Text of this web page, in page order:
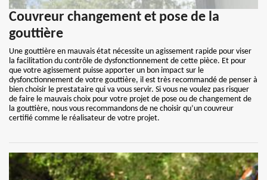
Couvreur changement et pose de la
gouttière
Une gouttière en mauvais état nécessite un agissement rapide pour viser
la facilitation du contrôle de dysfonctionnement de cette pièce. Et pour
que votre agissement puisse apporter un bon impact sur le
dysfonctionnement de votre gouttière, il est très recommandé de penser à
bien choisir le prestataire qui va vous servir. Si vous ne voulez pas risquer
de faire le mauvais choix pour votre projet de pose ou de changement de
la gouttière, nous vous recommandons de ne choisir qu’un couvreur
certifié comme le réalisateur de votre projet.